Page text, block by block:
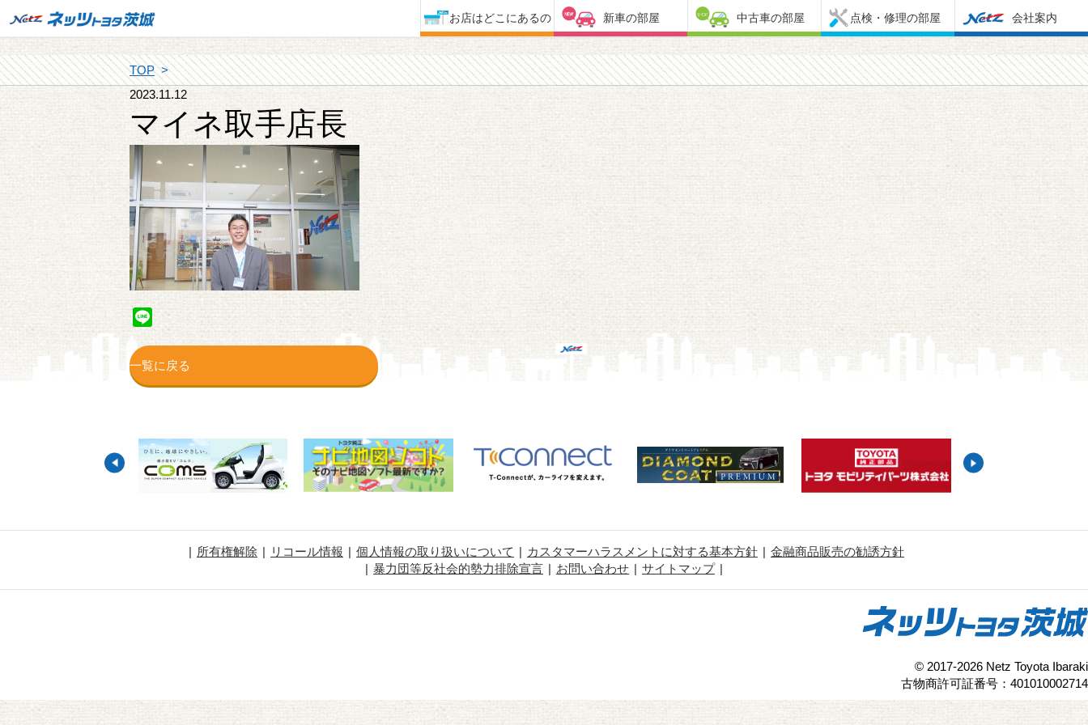
お店はどこにあるの 新車の部屋 中古車の部屋 点検・修理の部屋 会社案内
TOP
2023.11.12
マイネ取手店長
Line
一覧に戻る
所有権解除 リコール情報 個人情報の取り扱いについて カスタマーハラスメントに対する基本方針
金融商品販売の勧誘方針
暴力団等反社会的勢力排除宣言
お問い合わせ サイトマップ
© 2017-2026 Netz Toyota Ibaraki
古物商許可証番号：401010002714